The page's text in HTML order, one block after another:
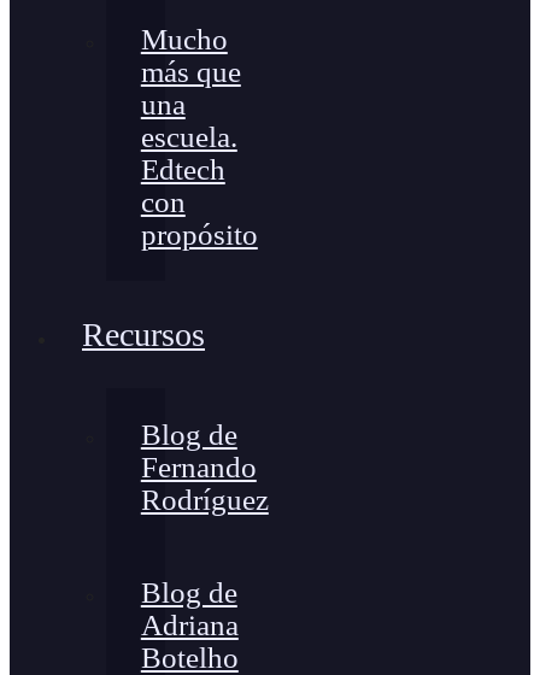
Mucho
más que
una
escuela.
Edtech
con
propósito
Recursos
Blog de
Fernando
Rodríguez
Blog de
Adriana
Botelho